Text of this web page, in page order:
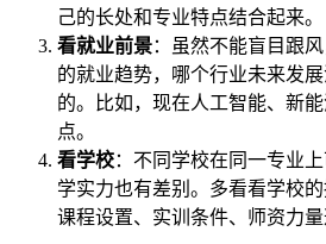
己的长处和专业特点结合起来。
看就业前景：虽然不能盲目跟
的就业趋势，哪个行业未来发
的。比如，现在人工智能、新
点。
看学校：不同学校在同一专业
学实力也有差别。多看看学校
课程设置、实训条件、师资力量